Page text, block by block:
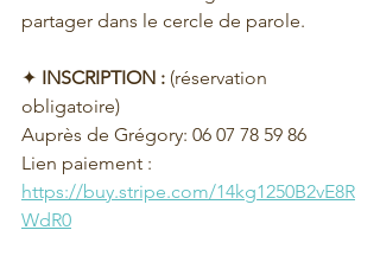
partager dans le cercle de parole.
✦ INSCRIPTION : (réservation
obligatoire)
Auprès de Grégory: 06 07 78 59 86
Lien paiement :
https://buy.stripe.com/14kg1250B2vE8R
WdR0